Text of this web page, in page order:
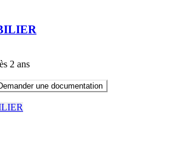
2 ans
une documentation